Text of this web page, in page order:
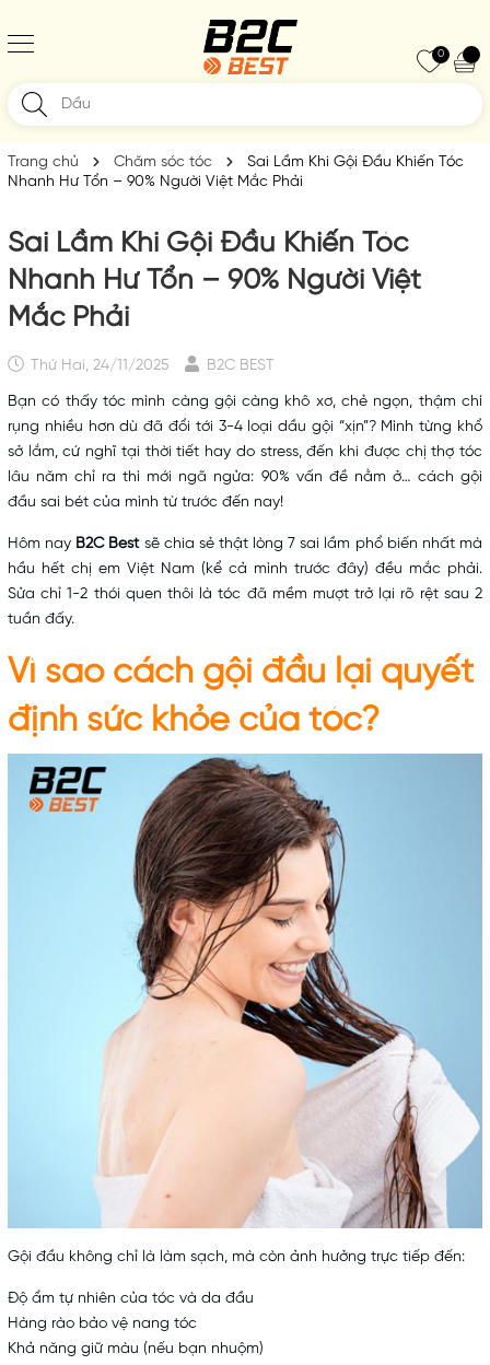
0
Trang chủ Chăm sóc tóc
Sai Lầm Khi Gội Đầu Khiến Tóc
Nhanh Hư Tổn – 90% Người Việt Mắc Phải
Sai Lầm Khi Gội Đầu Khiến Tóc
Nhanh Hư Tổn – 90% Người Việt
Mắc Phải
Thứ Hai, 24/11/2025 B2C BEST
Bạn có thấy tóc mình càng gội càng khô xơ, chẻ ngọn, thậm chí
rụng nhiều hơn dù đã đổi tới 3-4 loại dầu gội “xịn”? Mình từng khổ
sở lắm, cứ nghĩ tại thời tiết hay do stress, đến khi được chị thợ tóc
lâu năm chỉ ra thì mới ngã ngửa: 90% vấn đề nằm ở… cách gội
đầu sai bét của mình từ trước đến nay!
Hôm nay B2C Bestsẽ chia sẻ thật lòng 7 sai lầm phổ biến nhất mà
hầu hết chị em Việt Nam (kể cả mình trước đây) đều mắc phải.
Sửa chỉ 1-2 thói quen thôi là tóc đã mềm mượt trở lại rõ rệt sau 2
tuần đấy.
Vì saocách gội đầu lại quyết
định sức khỏe của tóc?
Gội đầu không chỉ là làm sạch, mà còn ảnh hưởng trực tiếp đến:
Độ ẩm tự nhiên của tóc và da đầu
Hàng rào bảo vệ nang tóc
Khả năng giữ màu (nếu bạn nhuộm)